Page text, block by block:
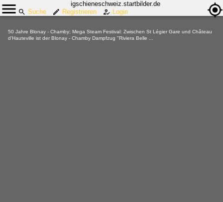
igschieneschweiz.startbilder.de
Suche
Registrieren Login
50 Jahre Blonay - Chamby; Mega Steam Festival: Zwischen St Légier Gare und Château
d'Hauteville ist der Blonay - Chamby Dampfzug "Riviera Belle ...